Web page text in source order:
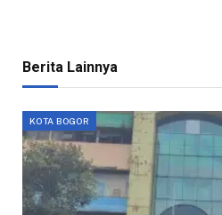
Berita Lainnya
KOTA BOGOR